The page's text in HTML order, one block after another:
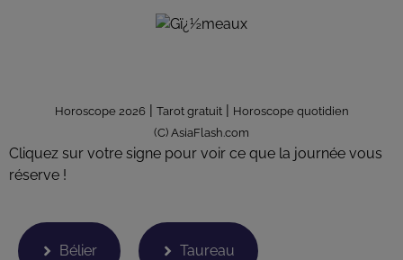
Horoscope 2026| Tarot gratuit| Horoscope quotidien
(C) AsiaFlash.com
Cliquez sur votre signe pour voir ce que la journée vous
réserve !
Bélier Taureau